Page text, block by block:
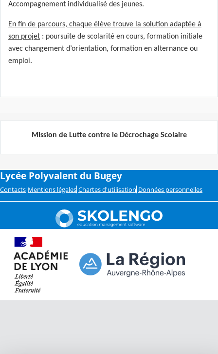
Accompagnement individualisé des jeunes.
En fin de parcours, chaque élève trouve la solution adaptée à
son projet : poursuite de scolarité en cours, formation initiale
avec changement d’orientation, formation en alternance ou
emploi.
Mission de Lutte contre le Décrochage Scolaire
Lycée Polyvalent du Bugey
Contacts Mentions légales Chartes d'utilisation Données personnelles